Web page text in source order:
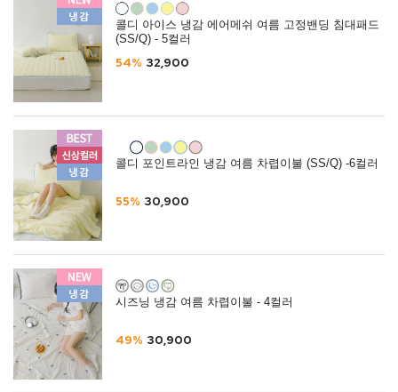
콜디 아이스 냉감 에어메쉬 여름 고정밴딩 침대패드
(SS/Q) - 5컬러
54% 32,900
콜디 포인트라인 냉감 여름 차렵이불 (SS/Q) -6컬러
55% 30,900
시즈닝 냉감 여름 차렵이불 - 4컬러
49% 30,900